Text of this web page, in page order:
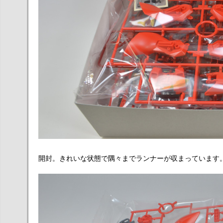
開封。きれいな状態で隅々までランナーが収まっています